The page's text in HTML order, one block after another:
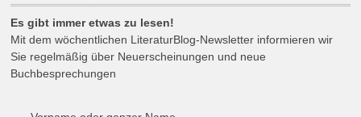
Es gibt immer etwas zu lesen!
Mit dem wöchentlichen LiteraturBlog-Newsletter informieren wir
Sie regelmäßig über Neuerscheinungen und neue
Buchbesprechungen